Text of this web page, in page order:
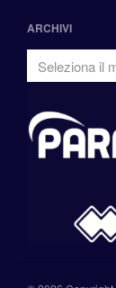
ARCHIVI